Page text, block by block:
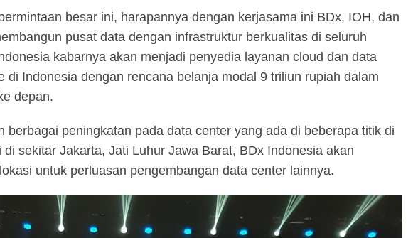
besar ini, harapannya dengan kerjasama ini BDx, IOH, dan
pusat data dengan infrastruktur berkualitas di seluruh
kabarnya akan menjadi penyedia layanan cloud dan data
di Indonesia dengan rencana belanja modal 9 triliun rupiah dalam
depan.
berbagai peningkatan pada data center yang ada di beberapa titik di
di sekitar Jakarta, Jati Luhur Jawa Barat, BDx Indonesia akan
untuk perluasan pengembangan data center lainnya.